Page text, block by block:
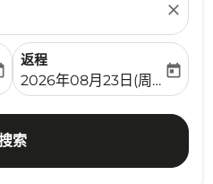
close
aria-label
返程
fc-booking-return-date-
2026年08月23日(周日)
today
索